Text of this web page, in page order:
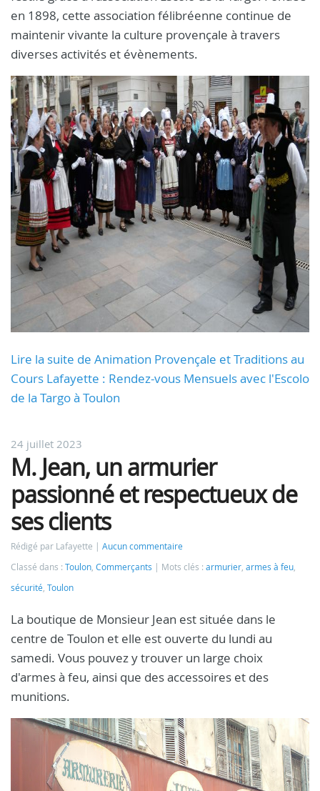
en 1898, cette association félibréenne continue de
maintenir vivante la culture provençale à travers
diverses activités et évènements.
Lire la suite de Animation Provençale et Traditions au
Cours Lafayette : Rendez-vous Mensuels avec l'Escolo
de la Targo à Toulon
24 juillet 2023
M. Jean, un armurier
passionné et respectueux de
ses clients
Rédigé par Lafayette
Aucun commentaire
Classé dans : Toulon, Commerçants Mots clés : armurier, armes à feu,
sécurité, Toulon
La boutique de Monsieur Jean est située dans le
centre de Toulon et elle est ouverte du lundi au
samedi. Vous pouvez y trouver un large choix
d'armes à feu, ainsi que des accessoires et des
munitions.